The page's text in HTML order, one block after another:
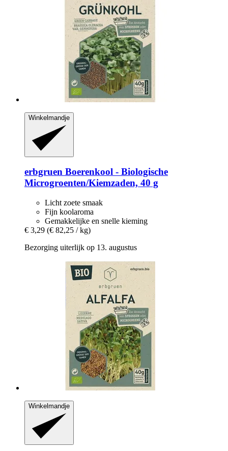
Winkelmandje
erbgruen Boerenkool -​ Biologische
Microgroenten/Kiemzaden, 40 g
Licht zoete smaak
Fijn koolaroma
Gemakkelijke en snelle kieming
€ 3,29 (€ 82,25 / kg)
Bezorging uiterlijk op 13. augustus
Winkelmandje